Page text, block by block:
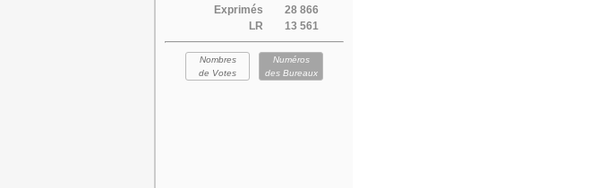
Exprimés
28 866
LR
13 561
Nombres
de Votes
Numéros
des Bureaux